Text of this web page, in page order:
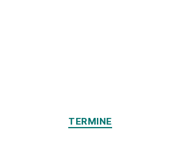
Kategorien
TERMINE